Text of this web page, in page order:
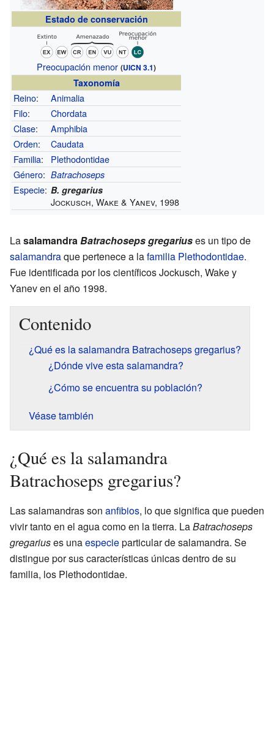
Estado de conservación
Preocupación menor (UICN 3.1)
Taxonomía
Reino:
Animalia
Filo:
Chordata
Clase:
Amphibia
Orden:
Caudata
Familia:
Plethodontidae
Género: Batrachoseps
Especie: B. gregarius
Jockusch, Wake & Yanev, 1998
LasalamandraBatrachoseps gregariuses un tipo de
salamandraque pertenece a lafamilia Plethodontidae.
Fue identificada por los científicos Jockusch, Wake y
Yanev en el año 1998.
Contenido
¿Qué es la salamandra Batrachoseps gregarius?
¿Dónde vive esta salamandra?
¿Cómo se encuentra su población?
Véase también
¿Qué es la salamandra
Batrachoseps gregarius?
Las salamandras son anfibios, lo que significa que pueden
vivir tanto en el agua como en la tierra. LaBatrachoseps
gregariuses unaespecieparticular de salamandra. Se
distingue por sus características únicas dentro de su
familia, los Plethodontidae.